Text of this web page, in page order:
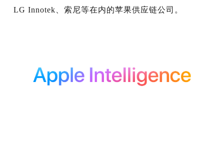
LG Innotek、索尼等在内的苹果供应链公司。